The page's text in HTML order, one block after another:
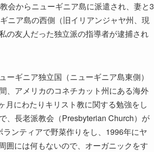
会からニューギニア島に派遣され、妻と3
ニア島の西側（旧イリアンジャヤ州、現
の友人だった独立派の指導者が逮捕され
ギニア独立国（ニューギニア島東側）
、アメリカのコネチカット州にある海外
月にわたりキリスト教に関する勉強をし
、長老派教会（Presbyterian Church）が
ンティアで野菜作りをし、1996年にヤ
囲には何もないので、オーガニックをす